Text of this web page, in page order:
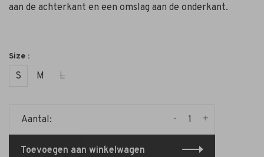
aan de achterkant en een omslag aan de onderkant.
Size :
S M L
Aantal: +
-
Toevoegen aan winkelwagen